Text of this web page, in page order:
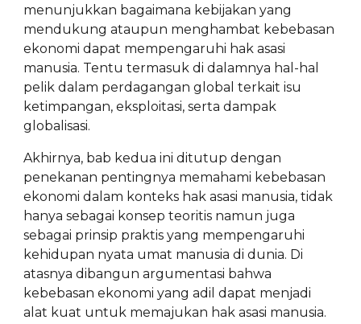
menunjukkan bagaimana kebijakan yang
mendukung ataupun menghambat kebebasan
ekonomi dapat mempengaruhi hak asasi
manusia. Tentu termasuk di dalamnya hal-hal
pelik dalam perdagangan global terkait isu
ketimpangan, eksploitasi, serta dampak
globalisasi.
Akhirnya, bab kedua ini ditutup dengan
penekanan pentingnya memahami kebebasan
ekonomi dalam konteks hak asasi manusia, tidak
hanya sebagai konsep teoritis namun juga
sebagai prinsip praktis yang mempengaruhi
kehidupan nyata umat manusia di dunia. Di
atasnya dibangun argumentasi bahwa
kebebasan ekonomi yang adil dapat menjadi
alat kuat untuk memajukan hak asasi manusia.